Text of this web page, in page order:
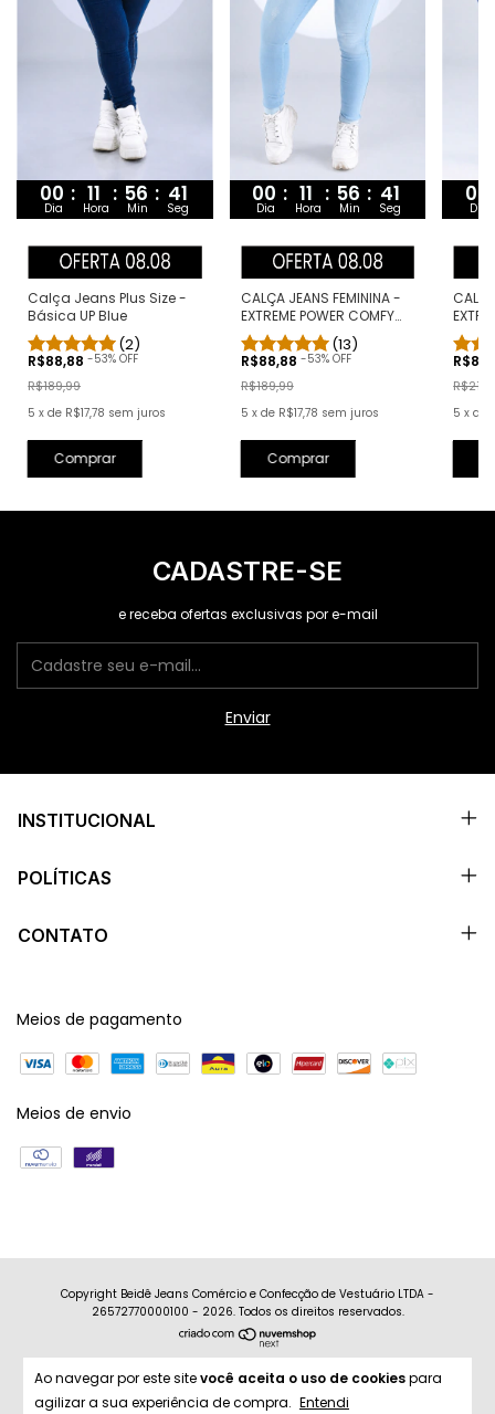
Ao navegar por este sitevocê aceita o uso de cookiespara
agilizar a sua experiência de compra. Entendi
00 : 11 : 56 : 40
Dia Hora Min Seg
Calça Jeans Plus Size -
Básica UP Blue
(2)
R$88,88 -53% OFF
R$189,99
5 x de R$17,78 sem juros
Comprar
00 : 11 : 56 : 40
Dia Hora Min Seg
CALÇA JEANS FEMININA -
EXTREME POWER COMFY
CLARA
(13)
R$88,88 -53% OFF
R$189,99
5 x de R$17,78 sem juros
Comprar
00
Dia
5 x de
CADASTRE-SE
e receba ofertas exclusivas por e-mail
INSTITUCIONAL
POLÍTICAS
CONTATO
Meios de pagamento
Meios de envio
Copyright Beidê Jeans Comércio e Confecção de Vestuário LTDA -
26572770000100 - 2026. Todos os direitos reservados.